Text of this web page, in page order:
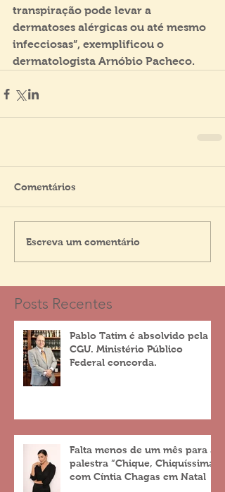
transpiração pode levar a
dermatoses alérgicas ou até mesmo
infecciosas”, exemplificou o
dermatologista Arnóbio Pacheco.
Comentários
Escreva um comentário
Posts Recentes
Pablo Tatim é absolvido pela
CGU. Ministério Público
Federal concorda.
Falta menos de um mês para a
palestra “Chique, Chiquíssima”
com Cíntia Chagas em Natal